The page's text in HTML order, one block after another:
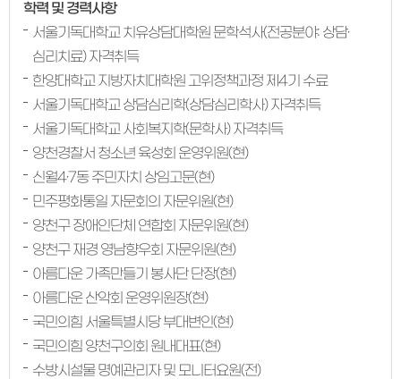
학력 및 경력사항
서울기독대학교 치유상담대학원 문학석사(전공분야: 상담·
심리치료) 자격취득
한양대학교 지방자치대학원 고위정책과정 제4기 수료
서울기독대학교 상담심리학(상담심리학사) 자격취득
서울기독대학교 사회복지학(문학사) 자격취득
양천경찰서 청소년 육성회 운영위원(현)
신월4·7동 주민자치 상임고문(현)
민주평화통일 자문회의 자문위원(현)
양천구 장애인단체 연합회 자문위원(현)
양천구 재경 영남향우회 자문위원(현)
아름다운 가족만들기 봉사단 단장(현)
아름다운 산악회 운영위원장(현)
국민의힘 서울특별시당 부대변인(현)
국민의힘 양천구의회 원내대표(현)
수방시설물 명예관리자 및 모니터요원(전)